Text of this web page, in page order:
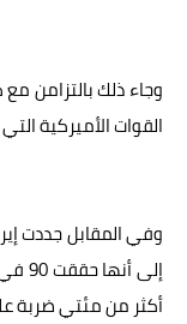
وجاء ذلك بالتزامن
القوات الأميركية
وفي المقابل جددت
إلى
أكثر من مئتي ضربة